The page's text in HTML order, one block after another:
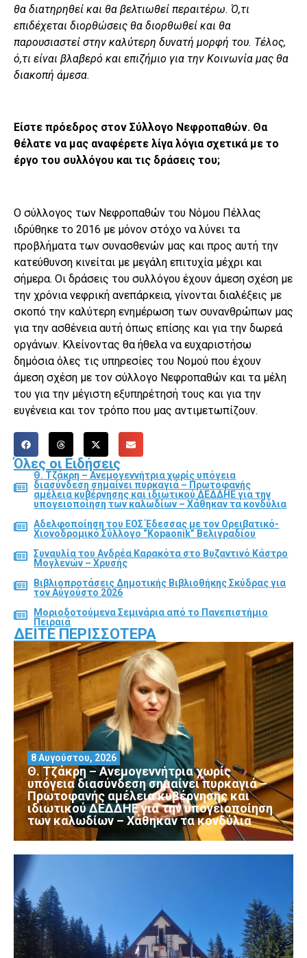
θα διατηρηθεί και θα βελτιωθεί περαιτέρω. Ό,τι
επιδέχεται διορθώσεις θα διορθωθεί και θα
παρουσιαστεί στην καλύτερη δυνατή μορφή του. Τέλος,
ό,τι είναι βλαβερό και επιζήμιο για την Κοινωνία μας θα
διακοπή άμεσα.
Είστε πρόεδρος στον Σύλλογο Νεφροπαθών. Θα
θέλατε να μας αναφέρετε λίγα λόγια σχετικά με το
έργο του συλλόγου και τις δράσεις του;
Ο σύλλογος των Νεφροπαθών του Νόμου Πέλλας
ιδρύθηκε το 2016 με μόνον στόχο να λύνει τα
προβλήματα των συνασθενών μας και προς αυτή την
κατεύθυνση κινείται με μεγάλη επιτυχία μέχρι και
σήμερα. Οι δράσεις του συλλόγου έχουν άμεση σχέση με
την χρόνια νεφρική ανεπάρκεια, γίνονται διαλέξεις με
σκοπό την καλύτερη ενημέρωση των συνανθρώπων μας
για την ασθένεια αυτή όπως επίσης και για την δωρεά
οργάνων. Κλείνοντας θα ήθελα να ευχαριστήσω
δημόσια όλες τις υπηρεσίες του Νομού που έχουν
άμεση σχέση με τον σύλλογο Νεφροπαθών και τα μέλη
του για την μέγιστη εξυπηρέτησή τους και για την
ευγένεια και τον τρόπο που μας αντιμετωπίζουν.
Όλες οι Ειδήσεις
Θ. Τζάκρη – Ανεμογεννήτρια χωρίς υπόγεια
διασύνδεση σημαίνει πυρκαγιά – Πρωτοφανής
αμέλεια κυβέρνησης και ιδιωτικού ΔΕΔΔΗΕ για την
υπογειοποίηση των καλωδίων – Χάθηκαν τα κονδύλια
Αδελφοποίηση του ΕΟΣ Έδεσσας με τον Ορειβατικό-
Χιονοδρομικό Σύλλογο “Kopaonik” Βελιγραδίου
Συναυλία του Ανδρέα Καρακότα στο Βυζαντινό Κάστρο
Μογλενών – Χρυσής
Βιβλιοπροτάσεις Δημοτικής Βιβλιοθήκης Σκύδρας για
τον Αύγούστο 2026
Μοριοδοτούμενα Σεμινάρια από το Πανεπιστήμιο
Πειραιά
ΔΕΊΤΕ ΠΕΡΙΣΣΌΤΕΡΑ
Θ. Τζάκρη – Ανεμογεννήτρια χωρίς
υπόγεια διασύνδεση σημαίνει πυρκαγιά –
Πρωτοφανής αμέλεια κυβέρνησης και
ιδιωτικού ΔΕΔΔΗΕ για την υπογειοποίηση
των καλωδίων – Χάθηκαν τα κονδύλια
8 Αυγούστου, 2026